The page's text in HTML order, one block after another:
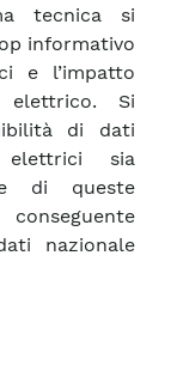
tecnica si
informativo
e l’impatto
elettrico. Si
di dati
elettrici sia
di queste
nazionale